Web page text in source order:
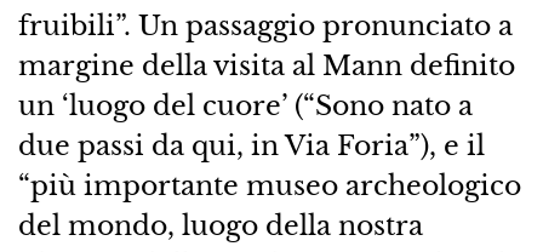
fruibili”. Un passaggio pronunciato a
margine della visita al Mann definito
un ‘luogo del cuore’ (“Sono nato a
due passi da qui, in Via Foria”), e il
“più importante museo archeologico
del mondo, luogo della nostra